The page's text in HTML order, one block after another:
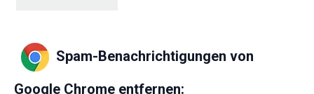
Spam-Benachrichtigungen von
Google Chrome entfernen: